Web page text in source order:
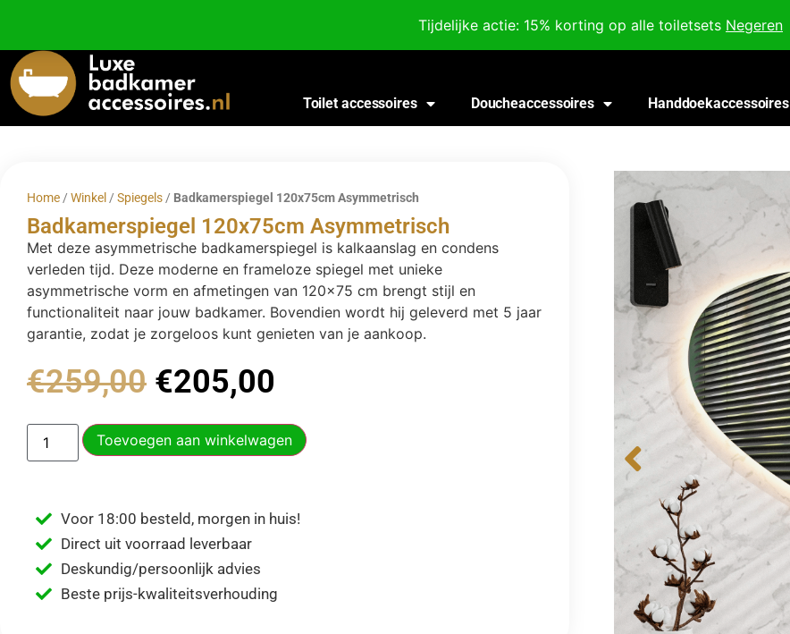
Tijdelijke actie: 15% korting op alle toiletsets Negeren
Voor 18:00 besteld, morgen in huis!
Toilet accessoires Doucheaccessoires Handdoekaccessoires
Home/ Winkel / Spiegels/ Badkamerspiegel 120x75cm Asymmetrisch
Badkamerspiegel 120x75cm Asymmetrisch
Met deze asymmetrische badkamerspiegel is kalkaanslag en condens
verleden tijd. Deze moderne en frameloze spiegel met unieke
asymmetrische vorm en afmetingen van 120×75 cm brengt stijl en
functionaliteit naar jouw badkamer. Bovendien wordt hij geleverd met 5 jaar
garantie, zodat je zorgeloos kunt genieten van je aankoop.
€259,00 €205,00
Toevoegen aan winkelwagen
Voor 18:00 besteld, morgen in huis!
Direct uit voorraad leverbaar
Deskundig/persoonlijk advies
Beste prijs-kwaliteitsverhouding